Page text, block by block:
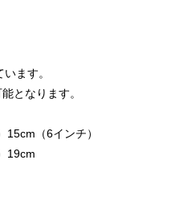
ます。
となります。
（6インチ）
19cm